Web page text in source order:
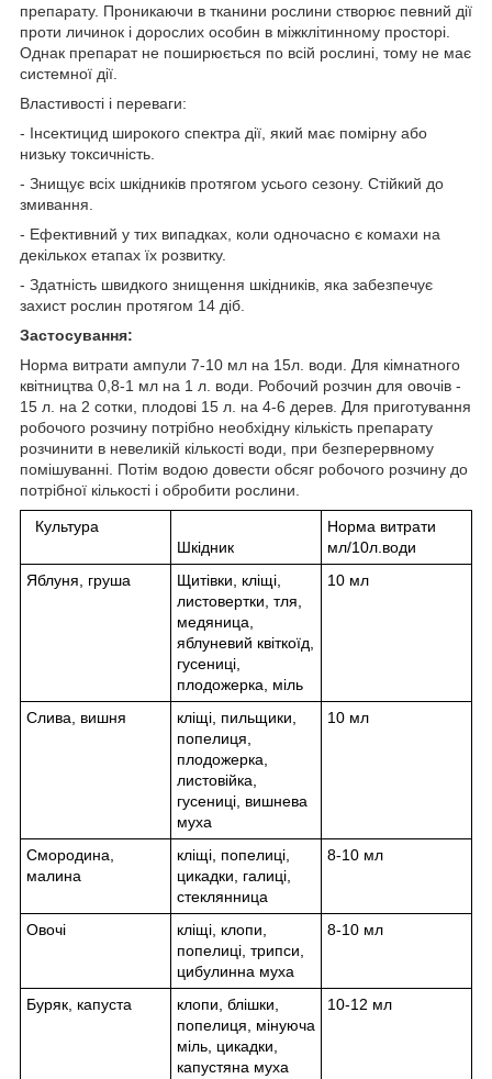
препарату. Проникаючи в тканини рослини створює певний дії
проти личинок і дорослих особин в міжклітинному просторі.
Однак препарат не поширюється по всій рослині, тому не має
системної дії.
Властивості і переваги:
- Інсектицид широкого спектра дії, який має помірну або
низьку токсичність.
- Знищує всіх шкідників протягом усього сезону. Стійкий до
змивання.
- Ефективний у тих випадках, коли одночасно є комахи на
декількох етапах їх розвитку.
- Здатність швидкого знищення шкідників, яка забезпечує
захист рослин протягом 14 діб.
Застосування:
Норма витрати ампули 7-10 мл на 15л. води. Для кімнатного
квітництва 0,8-1 мл на 1 л. води. Робочий розчин для овочів -
15 л. на 2 сотки, плодові 15 л. на 4-6 дерев. Для приготування
робочого розчину потрібно необхідну кількість препарату
розчинити в невеликій кількості води, при безперервному
помішуванні. Потім водою довести обсяг робочого розчину до
потрібної кількості і обробити рослини.
Культура
Шкідник
Норма витрати
мл/10л.води
Яблуня, груша
Щитівки, кліщі,
листовертки, тля,
медяница,
яблуневий квіткоїд,
гусениці,
плодожерка, міль
10 мл
Слива, вишня
кліщі, пильщики,
попелиця,
плодожерка,
листовійка,
гусениці, вишнева
муха
10 мл
Смородина,
малина
кліщі, попелиці,
цикадки, галиці,
стеклянница
8-10 мл
Овочі
кліщі, клопи,
попелиці, трипси,
цибулинна муха
8-10 мл
Буряк, капуста
клопи, блішки,
попелиця, мінуюча
міль, цикадки,
капустяна муха
10-12 мл